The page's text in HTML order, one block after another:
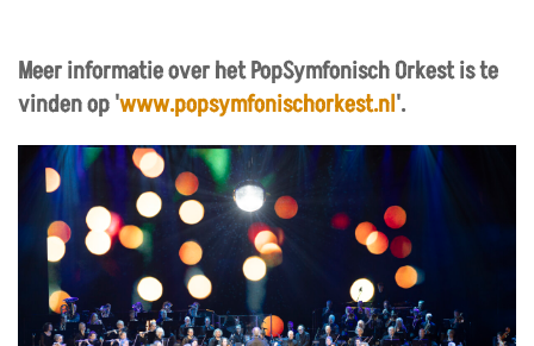
Meer informatie over het PopSymfonisch Orkest is te
vinden op 'www.popsymfonischorkest.nl'.